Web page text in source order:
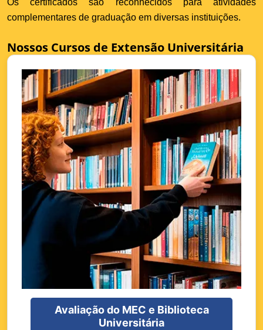
Os certificados são reconhecidos para atividades
complementares de graduação em diversas instituições.
Nossos Cursos de Extensão Universitária
Avaliação do MEC e Biblioteca
Universitária